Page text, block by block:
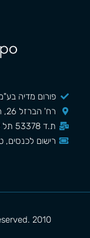
פורום מדיה בע"מ, ח.פ
רח' הברזל 26, רמת החי"ל, תל אביב
ת.ד 53378 תל אביב 61534
רישום לכנסים, טל' 03-
2010©